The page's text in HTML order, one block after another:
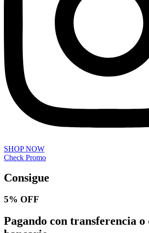
SHOP NOW
Check Promo
Consigue
5% OFF
Pagando con transferencia o